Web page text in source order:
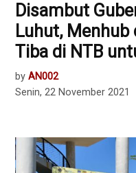
Disambut
Luhut,
Tiba di NTB
by AN002
Senin, 22 November 2021